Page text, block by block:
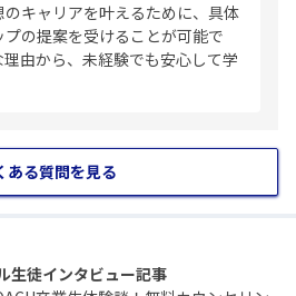
キャリアを叶えるために、具体
の提案を受けることが可能で
由から、未経験でも安心して学
ある質問を見る
生徒インタビュー記事